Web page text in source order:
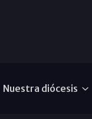
Nuestra diócesis